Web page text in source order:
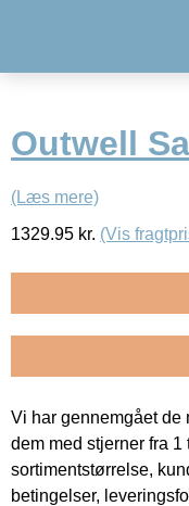
Outwell
(Læs mere)
1329.95 kr. (Vis
Vi har gennemgået
dem med stjerner fra
sortimentstørrelse,
betingelser,